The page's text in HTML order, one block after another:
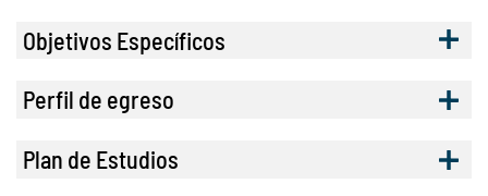
Objetivos Específicos
Perfil de egreso
Plan de Estudios